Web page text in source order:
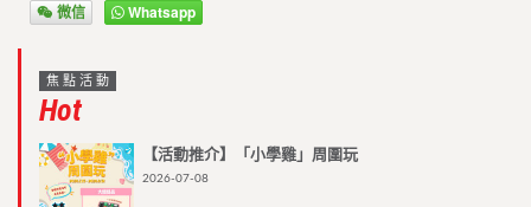
微信 Whatsapp
焦點活動
Hot
【活動推介】「小學雞」周圍玩
2026-07-08